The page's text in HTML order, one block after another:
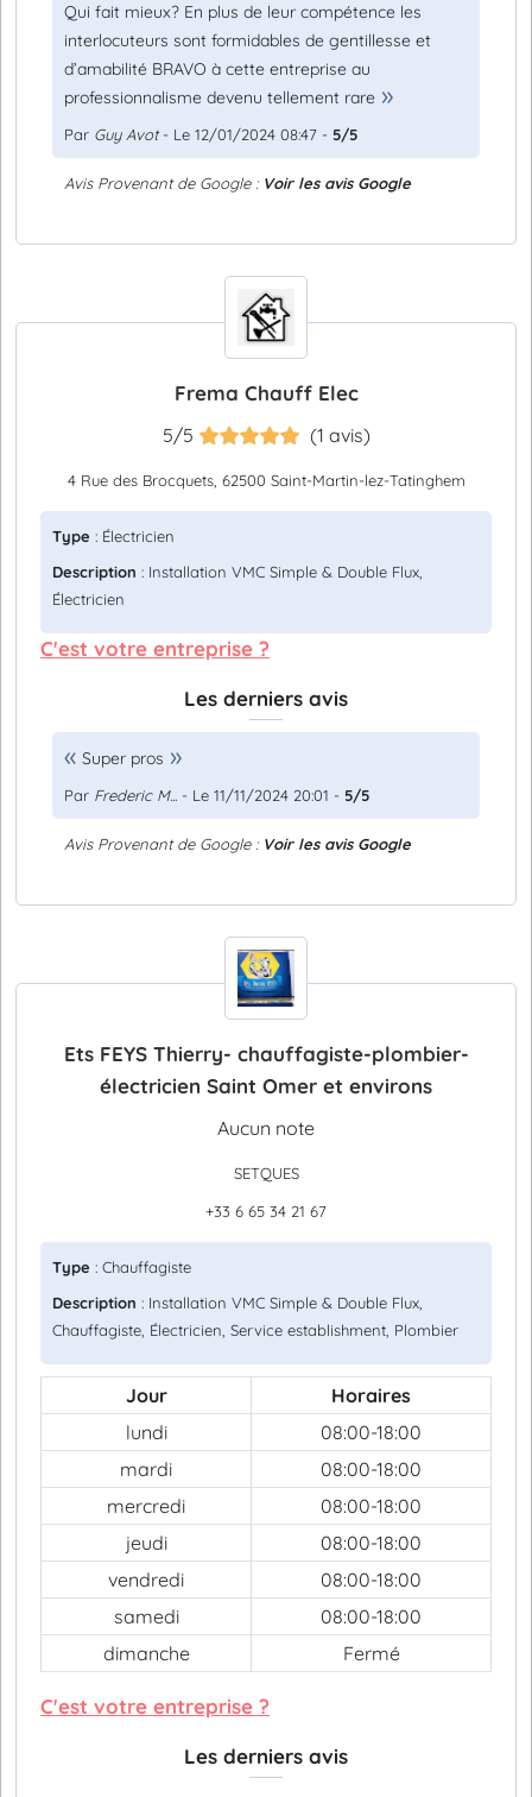
Qui fait mieux? En plus de leur compétence les
interlocuteurs sont formidables de gentillesse et
d’amabilité BRAVO à cette entreprise au
professionnalisme devenu tellement rare
Par Guy Avot- Le 12/01/2024 08:47 - 5/5
Avis Provenant de Google : Voir les avis Google
Frema Chauff Elec
5/5 (1 avis)
4 Rue des Brocquets, 62500 Saint-Martin-lez-Tatinghem
Type : Électricien
Description : Installation VMC Simple & Double Flux,
Électricien
C'est votre entreprise ?
Les derniers avis
Super pros
Par Frederic M... - Le 11/11/2024 20:01 - 5/5
Avis Provenant de Google : Voir les avis Google
Ets FEYS Thierry- chauffagiste-plombier-
électricien Saint Omer et environs
Aucun note
SETQUES
+33 6 65 34 21 67
Type : Chauffagiste
Description : Installation VMC Simple & Double Flux,
Chauffagiste, Électricien, Service establishment, Plombier
Jour
Horaires
lundi
08:00-18:00
mardi
08:00-18:00
mercredi
08:00-18:00
jeudi
08:00-18:00
vendredi
08:00-18:00
samedi
08:00-18:00
dimanche
Fermé
C'est votre entreprise ?
Les derniers avis